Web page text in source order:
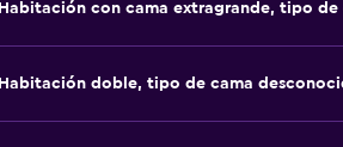
Habitación con cama extragrande, tipo
Habitación doble, tipo de cama